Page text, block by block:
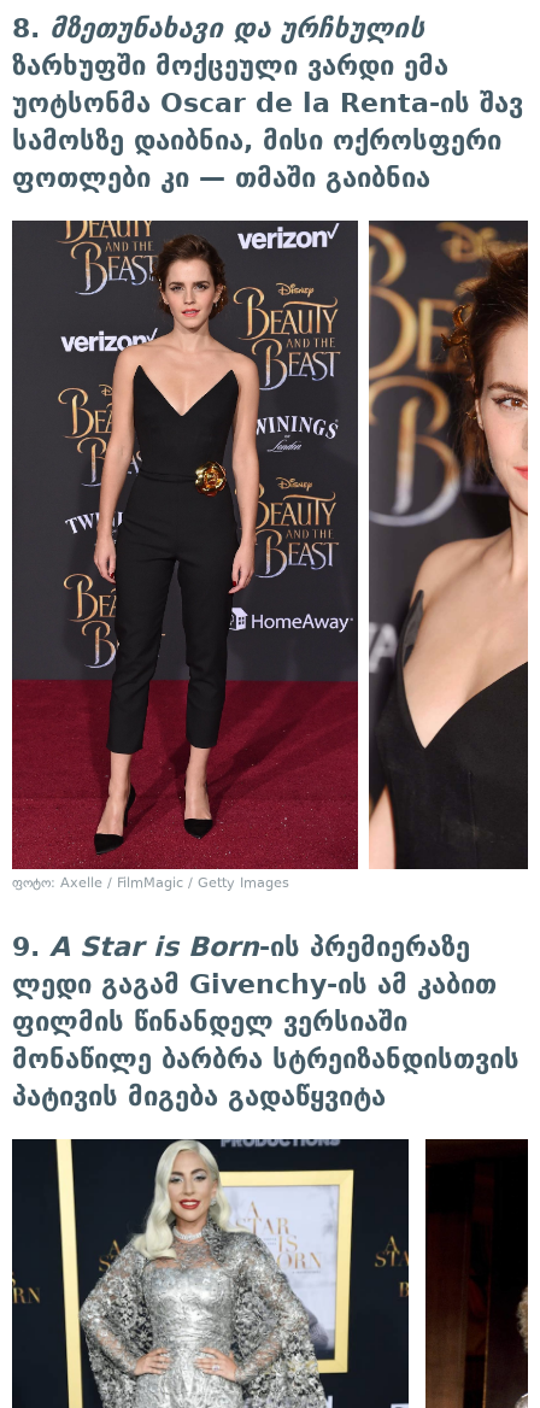
8. მზეთუნახავი და ურჩხულის
ზარხუფში მოქცეული ვარდი ემა
უოტსონმა Oscar de la Renta-ის შავ
სამოსზე დაიბნია, მისი ოქროსფერი
ფოთლები კი — თმაში გაიბნია
ფოტო: Axelle / FilmMagic / Getty Images
9. A Star is Born-ის პრემიერაზე
ლედი გაგამ Givenchy-ის ამ კაბით
ფილმის წინანდელ ვერსიაში
მონაწილე ბარბრა სტრეიზანდისთვის
პატივის მიგება გადაწყვიტა